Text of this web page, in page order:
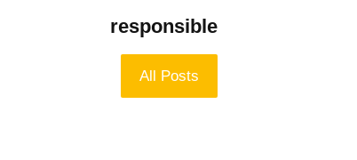
responsible
All Posts